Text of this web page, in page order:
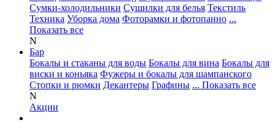
Сумки-холодильники Сушилки для белья Текстиль
Техника Уборка дома Фоторамки и фотопанно ...
Показать все
N
Бар
Бокалы и стаканы для воды Бокалы для вина Бокалы для
виски и коньяка Фужеры и бокалы для шампанского
Стопки и рюмки Декантеры Графины ... Показать все
N
Акции